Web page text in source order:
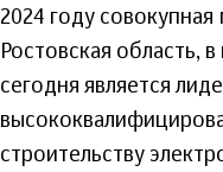
2024 году
Ростовская
сегодня является
строительству